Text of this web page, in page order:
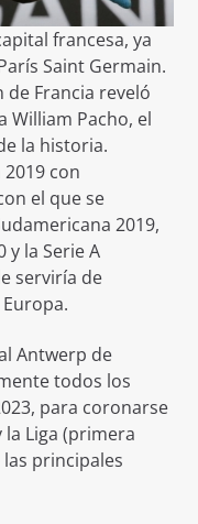
francesa, ya
Saint Germain.
de Francia reveló
William Pacho, el
la historia.
con
el que se
2019,
y la Serie A
serviría de
Antwerp de
todos los
para coronarse
la Liga (primera
principales